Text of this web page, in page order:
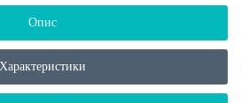
Опис
Характеристики